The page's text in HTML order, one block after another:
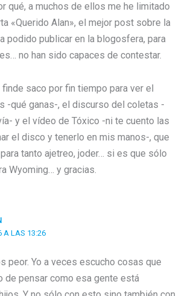
qué, a muchos de ellos me he limitado
«Querido Alan», el mejor post sobre la
podido publicar en la blogosfera, para
no han sido capaces de contestar.
finde saco por fin tiempo para ver el
-qué ganas-, el discurso del coletas -
y el vídeo de Tóxico -ni te cuento las
el disco y tenerlo en mis manos-, que
tanto ajetreo, joder… si es que sólo
Wyoming… y gracias.
A LAS 13:26
peor. Yo a veces escucho cosas que
de pensar como esa gente está